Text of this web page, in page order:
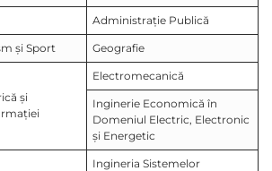
Administrație Publică
și Sport Geografie
și
Electromecanică
Inginerie Economică în
Domeniul Electric, Electronic
și Energetic
Ingineria Sistemelor